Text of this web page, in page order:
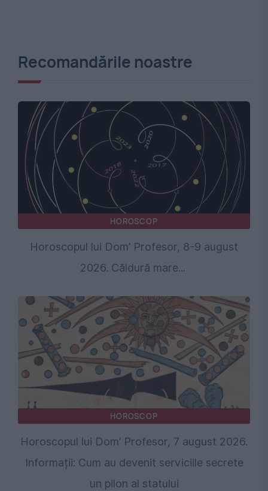
Recomandările noastre
HOROSCOP
Horoscopul lui Dom’ Profesor, 8-9 august
2026. Căldură mare...
HOROSCOP
Horoscopul lui Dom’ Profesor, 7 august 2026.
Informații: Cum au devenit serviciile secrete
un pilon al statului